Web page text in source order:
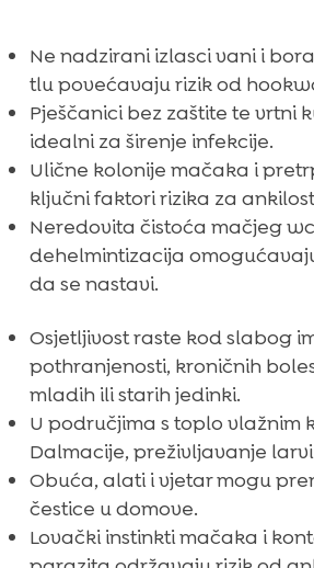
Ne nadzirani izlasci vani i
tlu povećavaju rizik od
Pješčanici bez zaštite te vrtni
idealni za širenje infekcije.
Ulične kolonije mačaka i
ključni faktori rizika za
Neredovita čistoća mačjeg
dehelmintizacija
da se nastavi.
Osjetljivost raste kod slabog
pothranjenosti, kroničnih
mladih ili starih jedinki.
U područjima s toplo vlažnim
Dalmacije, preživljavanje
Obuća, alati i vjetar mogu
čestice u domove.
Lovački instinkti mačaka i